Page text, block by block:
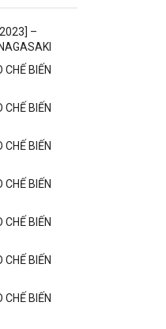
–
BIẾN
BIẾN
BIẾN
BIẾN
BIẾN
BIẾN
BIẾN